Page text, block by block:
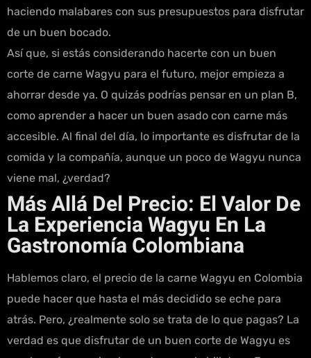
haciendo malabares con sus presupuestos para disfrutar
de un buen bocado.
Así que, si estás considerando hacerte con un buen
corte de carne Wagyu para el futuro, mejor empieza a
ahorrar desde ya. O quizás podrías pensar en un plan B,
como aprender a hacer un buen asado con carne más
accesible. Al final del día, lo importante es disfrutar de la
comida y la compañía, aunque un poco de Wagyu nunca
viene mal, ¿verdad?
Más Allá Del Precio: El Valor De
La Experiencia Wagyu En La
Gastronomía Colombiana
Hablemos claro, el precio de la carne Wagyu en Colombia
puede hacer que hasta el más decidido se eche para
atrás. Pero, ¿realmente solo se trata de lo que pagas? La
verdad es que disfrutar de un buen corte de Wagyu es